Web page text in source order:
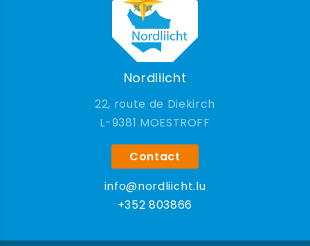
Nordliicht
22, route de Diekirch
9381 MOESTROFF
Contact
info@nordliicht.lu
+352 803866